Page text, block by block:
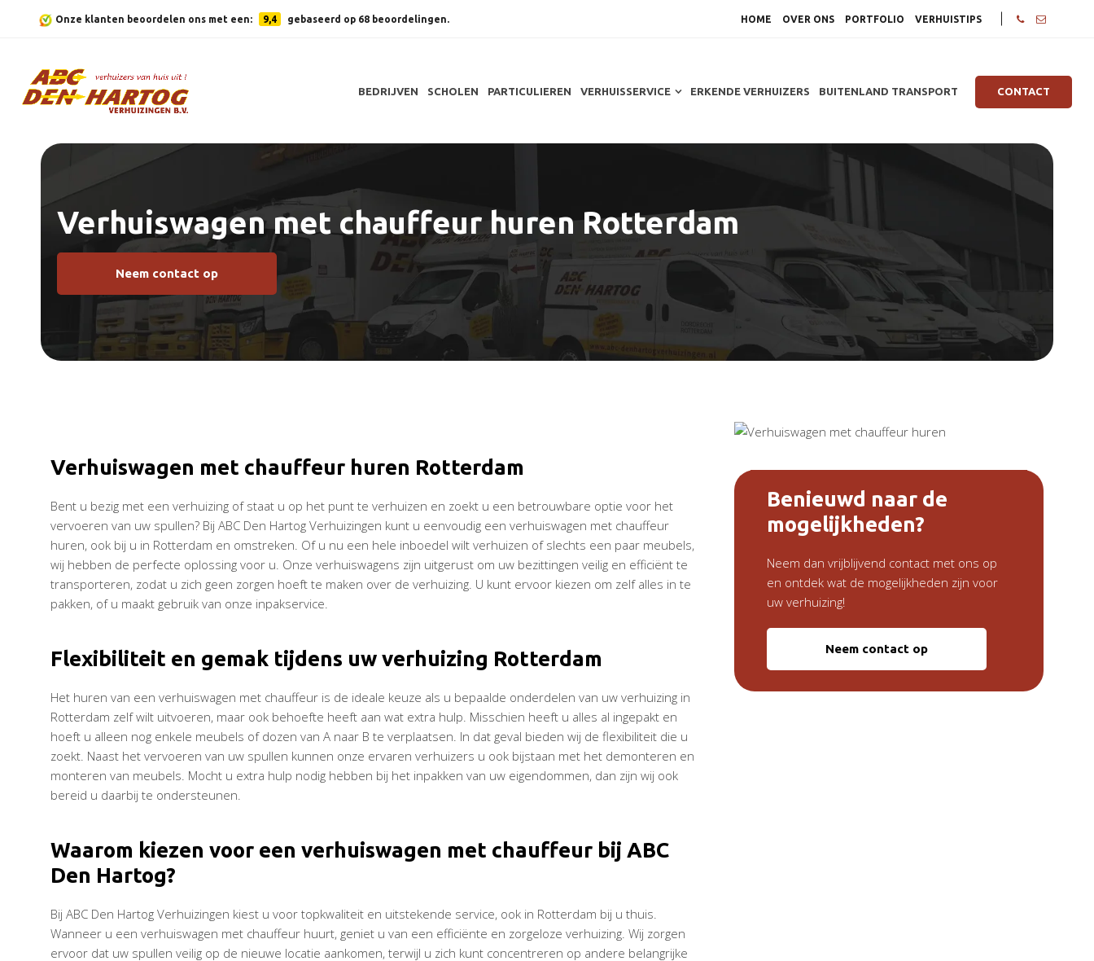
Onze klanten beoordelen ons met een: 9,4 gebaseerd op 68 beoordelingen. HOME OVER ONS PORTFOLIO VERHUISTIPS
BEDRIJVEN SCHOLEN PARTICULIEREN VERHUISSERVICE ERKENDE VERHUIZERS BUITENLAND TRANSPORT CONTACT
Verhuiswagen met chauffeur huren Rotterdam
Neem contact op
Verhuiswagen met chauffeur huren Rotterdam
Bent u bezig met een verhuizing of staat u op het punt te verhuizen en zoekt u een betrouwbare optie voor het
vervoeren van uw spullen? Bij ABC Den Hartog Verhuizingen kunt u eenvoudig een verhuiswagen met chauffeur
huren, ook bij u in Rotterdam en omstreken. Of u nu een hele inboedel wilt verhuizen of slechts een paar meubels,
wij hebben de perfecte oplossing voor u. Onze verhuiswagens zijn uitgerust om uw bezittingen veilig en efficiënt te
transporteren, zodat u zich geen zorgen hoeft te maken over de verhuizing. U kunt ervoor kiezen om zelf alles in te
pakken, of u maakt gebruik van onze inpakservice.
Flexibiliteit en gemak tijdens uw verhuizing Rotterdam
Het huren van een verhuiswagen met chauffeur is de ideale keuze als u bepaalde onderdelen van uw verhuizing in
Rotterdam zelf wilt uitvoeren, maar ook behoefte heeft aan wat extra hulp. Misschien heeft u alles al ingepakt en
hoeft u alleen nog enkele meubels of dozen van A naar B te verplaatsen. In dat geval bieden wij de flexibiliteit die u
zoekt. Naast het vervoeren van uw spullen kunnen onze ervaren verhuizers u ook bijstaan met het demonteren en
monteren van meubels. Mocht u extra hulp nodig hebben bij het inpakken van uw eigendommen, dan zijn wij ook
bereid u daarbij te ondersteunen.
Waarom kiezen voor een verhuiswagen met chauffeur bij ABC
Den Hartog?
Bij ABC Den Hartog Verhuizingen kiest u voor topkwaliteit en uitstekende service, ook in Rotterdam bij u thuis.
Wanneer u een verhuiswagen met chauffeur huurt, geniet u van een efficiënte en zorgeloze verhuizing. Wij zorgen
ervoor dat uw spullen veilig op de nieuwe locatie aankomen, terwijl u zich kunt concentreren op andere belangrijke
Benieuwd naar de
mogelijkheden?
Neem dan vrijblijvend contact met ons op
en ontdek wat de mogelijkheden zijn voor
uw verhuizing!
Neem contact op